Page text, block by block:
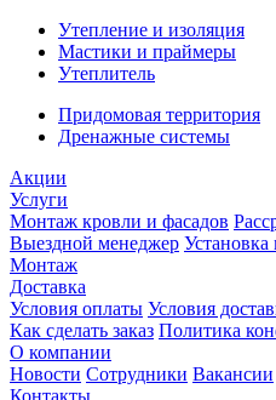
Утепление и изоляция
Мастики и праймеры
Утеплитель
Придомовая территория
Дренажные системы
Акции
Услуги
Монтаж кровли и фасадов
Выездной менеджер
Монтаж
Доставка
Условия оплаты Условия
Как сделать заказ Политика
О компании
Новости Сотрудники Вакансии
Контакты